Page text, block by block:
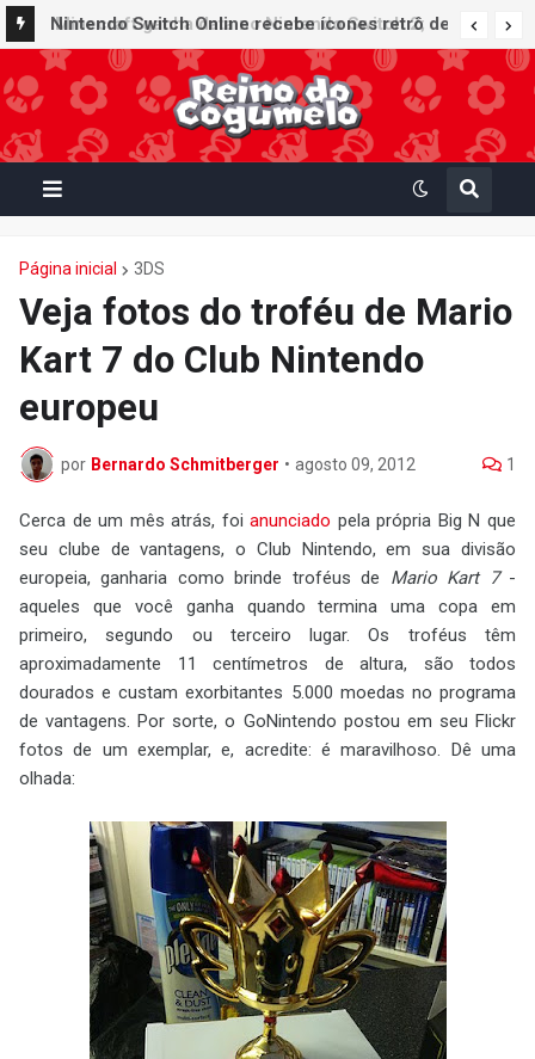
Nintendo Switch Online recebe ícones retrô de
Mario Paint (SNES) e Mario Kart: Super Circuit
(GBA)
Página inicial 3DS
Veja fotos do troféu de Mario
Kart 7 do Club Nintendo
europeu
por Bernardo Schmitberger • agosto 09, 2012 1
Cerca de um mês atrás, foianunciado pela própria Big N que
seu clube de vantagens, o Club Nintendo, em sua divisão
europeia, ganharia como brinde troféus de Mario Kart 7-
aqueles que você ganha quando termina uma copa em
primeiro, segundo ou terceiro lugar. Os troféus têm
aproximadamente 11 centímetros de altura, são todos
dourados e custam exorbitantes 5.000 moedas no programa
de vantagens. Por sorte, o GoNintendo postou em seu Flickr
fotos de um exemplar, e, acredite: é maravilhoso. Dê uma
olhada: